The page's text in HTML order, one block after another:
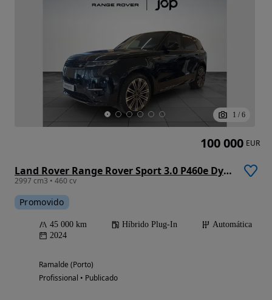
1 / 6
Land Rover Range Rover Sport 3.0 P460e Dynamic HSE
2997 cm3 • 460 cv
Promovido
45 000 km Híbrido Plug-In
Automática
2024
Ramalde (Porto)
Profissional • Publicado
100 000 EUR